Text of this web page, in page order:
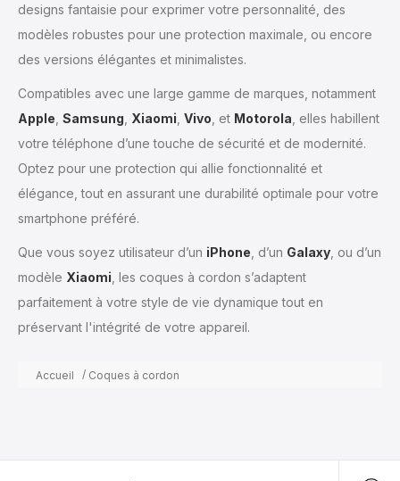
designs fantaisie pour exprimer votre personnalité, des
modèles robustes pour une protection maximale, ou encore
des versions élégantes et minimalistes.
Compatibles avec une large gamme de marques, notamment
Apple Samsung Xiaomi Vivo , et Motorola , elles habillent
votre téléphone d’une touche de sécurité et de modernité.
Optez pour une protection qui allie fonctionnalité et
élégance, tout en assurant une durabilité optimale pour votre
smartphone préféré.
Que vous soyez utilisateur d’un iPhone , d’un Galaxy , ou d’un
modèle Xiaomi , les coques à cordon s’adaptent
parfaitement à votre style de vie dynamique tout en
préservant l'intégrité de votre appareil.
Accueil Coques à cordon